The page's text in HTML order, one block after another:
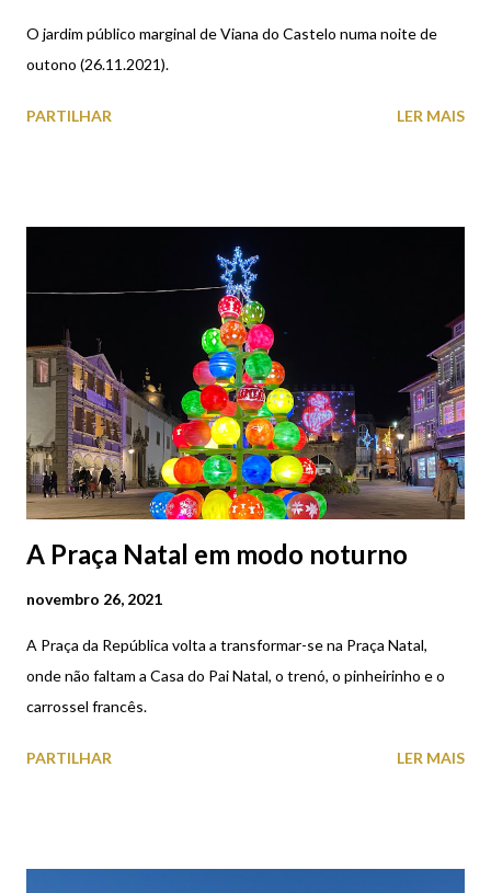
O jardim público marginal de Viana do Castelo numa noite de
outono (26.11.2021).
PARTILHAR LER MAIS
A Praça Natal em modo noturno
novembro 26, 2021
A Praça da República volta a transformar-se na Praça Natal,
onde não faltam a Casa do Pai Natal, o trenó, o pinheirinho e o
carrossel francês.
PARTILHAR LER MAIS